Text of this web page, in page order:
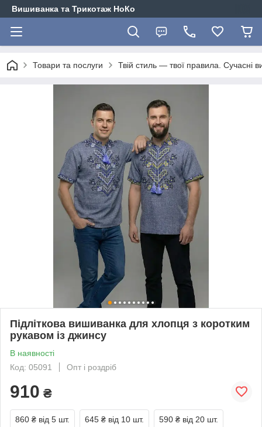
Вишиванка та Трикотаж НоКо
Товари та послуги Твій стиль — твої правила. Сучасні
Підліткова вишиванка для хлопця з коротким
рукавом із джинсу
В наявності
Код: 05091
Опт і роздріб
910 ₴
860 ₴ від 5 шт. 645 ₴ від 10 шт. 590 ₴ від 20 шт.